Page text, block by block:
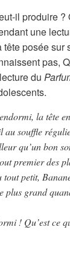
il produire ?
une
tête posée
pas,
du
la tête
au souffle
qu’un bon
premier des
tout petit,
plus grand
! Qu’est ce